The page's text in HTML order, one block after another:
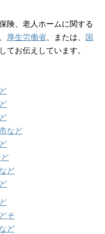
険、老人ホームに関する
厚生労働省 、または、 国
てお伝えしています。
など
ど
そ
ど